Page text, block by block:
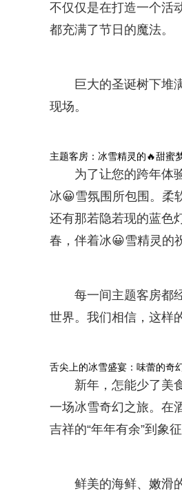
不仅仅是在打造一个活
都充满了节日的魔法。
巨大的圣诞树下堆
现场。
主题客房：冰雪精灵的🔥甜蜜
为了让您的跨年体
冰😀雪氛围所包围。柔
还有那若隐若现的蓝色
春，伴着冰😀雪精灵的
每一间主题客房都
世界。我们相信，这样
舌尖上的冰雪盛宴：味蕾的奇
新年，怎能少了美
一场冰雪奇幻之旅。在
吉祥的“年年有余”到象
鲜美的海鲜、嫩滑